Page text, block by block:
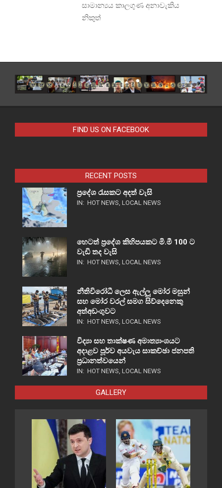
සාමාන්‍යය කාලගුණ අනාවැකිය
නිකුත්
FIND US ON FACEBOOK
RECENT POSTS
ප්‍රදේශ රැසකට අදත් වැසි
IN: HOT NEWS, LOCAL NEWS
හෙටත් ප්‍රදේශ කිහිපයකට මි.මී 100 ට
වැඩි තද වැසි
IN: HOT NEWS, LOCAL NEWS
නීතිවිරෝධී ලෙස ඇල්ලූ මෝර මසුන්
සහ මෝර වරල් සමග සිව්දෙනෙකු
අත්අඩංගුවට
IN: HOT NEWS, LOCAL NEWS
විද්‍යා සහ තාක්ෂණ අමාත්‍යාංශයට
අදාළව පූර්ව අයවැය සාකච්ඡා ජනපති
ප්‍රධානත්වයෙන්
IN: HOT NEWS, LOCAL NEWS
GALLERY